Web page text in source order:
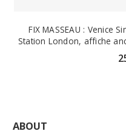
FIX MASSEAU : Venice
Station London, affiche
ABOUT